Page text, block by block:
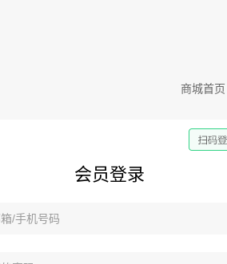
商城首页
会员登录